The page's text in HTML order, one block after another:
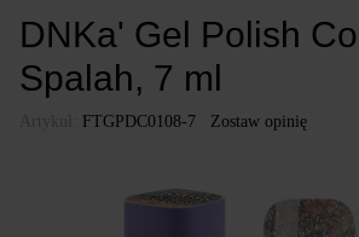
DNKa' Gel Polish
Spalah, 7 ml
FTGPDC0108-7 Zostaw opinię